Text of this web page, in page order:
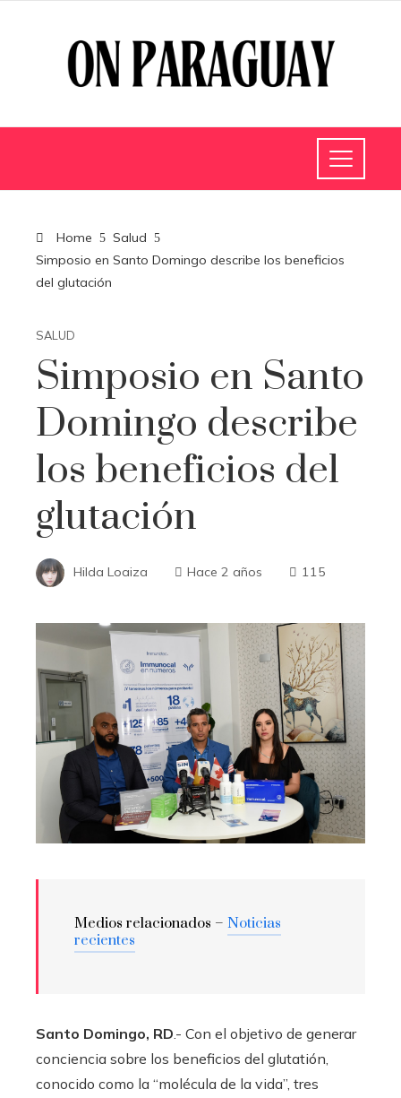
Home
Salud
Simposio en Santo Domingo describe los beneficios
del glutación
SALUD
Simposio en Santo
Domingo describe
los beneficios del
glutación
Hilda Loaiza Hace 2 años 115
Medios relacionados – Noticias
recientes
Santo Domingo, RD .- Con el objetivo de generar
conciencia sobre los beneficios del glutatión,
conocido como la “molécula de la vida”, tres